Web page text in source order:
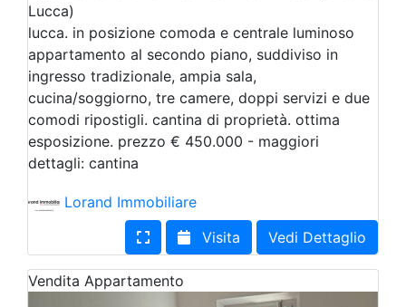
Lucca)
lucca. in posizione comoda e centrale luminoso
appartamento al secondo piano, suddiviso in
ingresso tradizionale, ampia sala,
cucina/soggiorno, tre camere, doppi servizi e due
comodi ripostigli. cantina di proprietà. ottima
esposizione. prezzo € 450.000 - maggiori
dettagli: cantina
Lorand Immobiliare
Visita
Vedi Dettaglio
Vendita Appartamento